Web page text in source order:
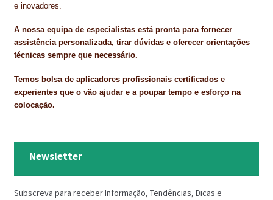
e inovadores.
A nossa equipa de especialistas está pronta para fornecer
assistência personalizada, tirar dúvidas e oferecer orientações
técnicas sempre que necessário.
Temos bolsa de aplicadores profissionais certificados e
experientes que o vão ajudar e a poupar tempo e esforço na
colocação.
Newsletter
Subscreva para receber Informação, Tendências, Dicas e